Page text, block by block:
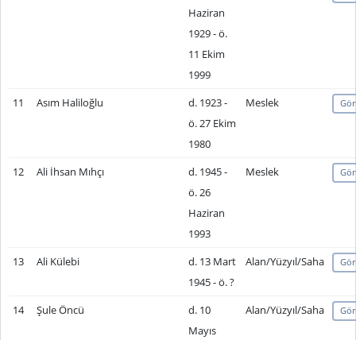
Haziran
1929 - ö.
11 Ekim
1999
11 Asım Haliloğlu
d. 1923 -
ö. 27 Ekim
1980
Meslek
12 Ali İhsan Mıhçı
d. 1945 -
ö. 26
Haziran
1993
Meslek
13 Ali Külebi
d. 13 Mart
1945 - ö. ?
Alan/Yüzyıl/Saha
14 Şule Öncü
d. 10
Mayıs
Alan/Yüzyıl/Saha